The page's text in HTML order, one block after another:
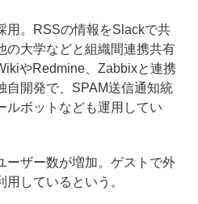
。RSSの情報をSlackで共
の大学などと組織間連携共有
やRedmine、Zabbixと連携
自開発で、SPAM送信通知統
ルボットなども運用してい
ザー数が増加。ゲストで外
しているという。